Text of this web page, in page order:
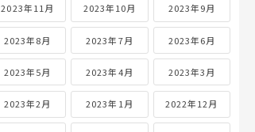
2023年11月 2023年10月 2023年9月
2023年8月 2023年7月 2023年6月
2023年5月 2023年4月 2023年3月
2023年2月 2023年1月 2022年12月